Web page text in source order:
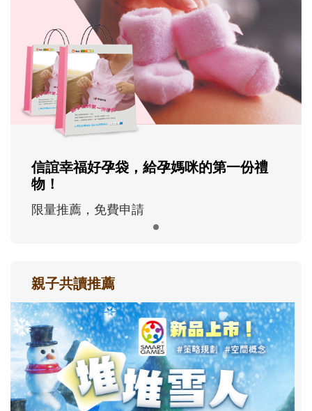
信誼幸福好孕袋，給孕媽咪的第一份禮
物！
限量推薦，免費申請
親子共讀推薦
最新活動